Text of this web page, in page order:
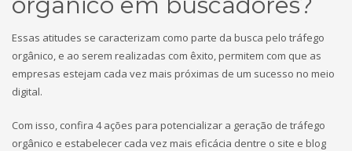
Essas atitudes se caracterizam como parte da busca pelo tráfego
orgânico, e ao serem realizadas com êxito, permitem com que as
empresas estejam cada vez mais próximas de um sucesso no meio
digital.
Com isso, confira 4 ações para potencializar a geração de tráfego
orgânico e estabelecer cada vez mais eficácia dentre o site e blog